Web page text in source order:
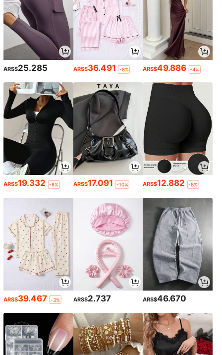
ARS$25.285 ARS$36.491 -8% ARS$49.886 -4%
ARS$19.332 -8% ARS$17.091 -10% ARS$12.882 -8%
ARS$39.467 -3% ARS$2.737 ARS$46.670